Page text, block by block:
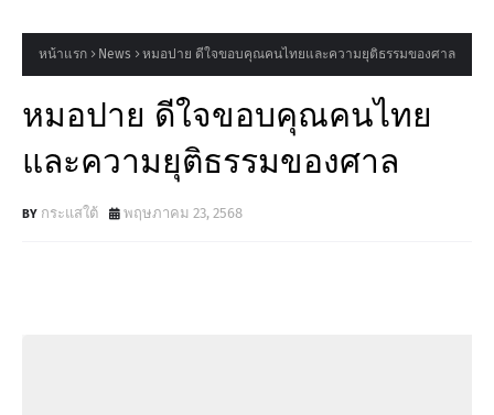
หน้าแรก News หมอปาย ดีใจขอบคุณคนไทยและความยุติธรรมของศาล
หมอปาย ดีใจขอบคุณคนไทย
และความยุติธรรมของศาล
กระแสใต้ พฤษภาคม 23, 2568